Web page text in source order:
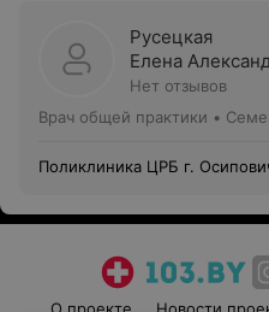
Русецкая
Елена
Нет отзывов
Врач общей практики •
Поликлиника ЦРБ г.